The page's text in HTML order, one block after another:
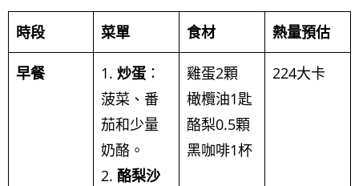
時段 菜單 食材 熱量預估
早餐 1. 炒蛋：
菠菜、番
茄和少量
奶酪。
2. 酪梨沙
雞蛋2顆
橄欖油1匙
酪梨0.5顆
黑咖啡1杯
224大卡